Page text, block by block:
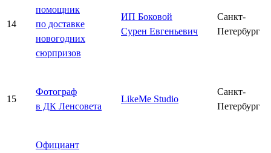
14
помощник
по доставке
новогодних
сюрпризов
ИП Боковой
Сурен Евгеньевич
Санкт-
Петербург
15
Фотограф
в ДК Ленсовета
LikeMe Studio
Санкт-
Петербург
Официант